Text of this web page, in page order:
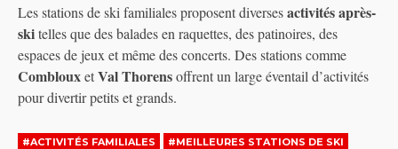
Les stations de ski familiales proposent diversesactivités après-
skitelles que des balades en raquettes, des patinoires, des
espaces de jeux et même des concerts. Des stations comme
ComblouxetVal Thorensoffrent un large éventail d’activités
pour divertir petits et grands.
#ACTIVITÉS FAMILIALES
#MEILLEURES STATIONS DE SKI